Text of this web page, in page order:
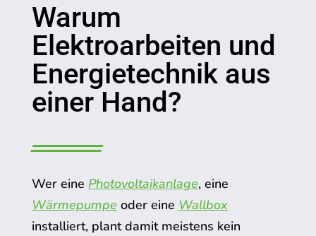
Warum
Elektroarbeiten und
Energietechnik aus
einer Hand?
Wer eine Photovoltaikanlage, eine
Wärmepumpe oder eine Wallbox
installiert, plant damit meistens kein